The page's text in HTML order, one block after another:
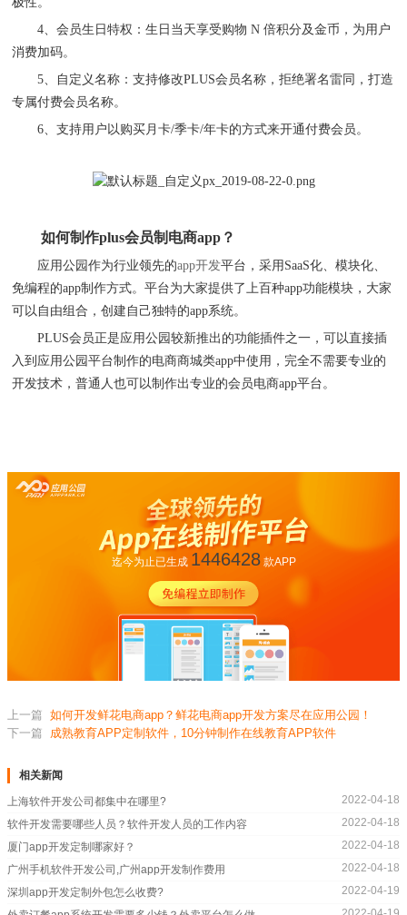
4、 会员生日特权 ： 生日当天享受购物 N 倍积分及金币，为用户
消费加码。
5、
自定义名称 ： 支持修改PLUS会员名称，拒绝署名雷同，打造
专属付费会员名称。
6、 支持用户以购买月卡/季卡/年卡的方式来开通付费会员。
如何制作plus会员制电商app？
应用公园作为行业领先的app开发平台，采用SaaS化、模块化、
免编程的app制作方式。平台为大家提供了上百种app功能模块，大家
可以自由组合，创建自己独特的app系统。
PLUS会员正是应用公园较新推出的功能插件之一，可以直接插
入到应用公园平台制作的电商商城类app中使用，完全不需要专业的
开发技术，普通人也可以制作出专业的会员电商app平台。
迄今为止已生成 1446428款APP
上一篇 如何开发鲜花电商app？鲜花电商app开发方案尽在应用公园！
下一篇
成熟教育APP定制软件，10分钟制作在线教育APP软件
相关新闻
上海软件开发公司都集中在哪里?
2022-04-18
软件开发需要哪些人员？软件开发人员的工作内容
2022-04-18
厦门app开发定制哪家好？
2022-04-18
广州手机软件开发公司,广州app开发制作费用
2022-04-18
深圳app开发定制外包怎么收费?
2022-04-19